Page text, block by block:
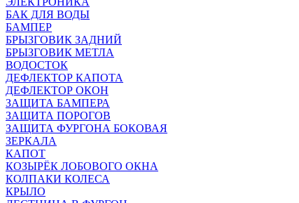
БАК ДЛЯ ВОДЫ
БАМПЕР
БРЫЗГОВИК ЗАДНИЙ
БРЫЗГОВИК МЕТЛА
ВОДОСТОК
ДЕФЛЕКТОР КАПОТА
ДЕФЛЕКТОР ОКОН
ЗАЩИТА БАМПЕРА
ЗАЩИТА ПОРОГОВ
ЗАЩИТА ФУРГОНА БОКОВАЯ
ЗЕРКАЛА
КАПОТ
КОЗЫРЁК ЛОБОВОГО ОКНА
КОЛПАКИ КОЛЕСА
КРЫЛО